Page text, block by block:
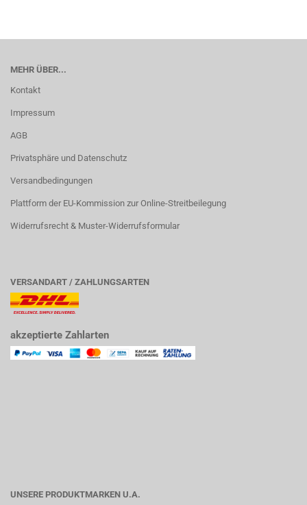
MEHR ÜBER...
Kontakt
Impressum
AGB
Privatsphäre und Datenschutz
Versandbedingungen
Plattform der EU-Kommission zur Online-Streitbeilegung
Widerrufsrecht & Muster-Widerrufsformular
VERSANDART / ZAHLUNGSARTEN
akzeptierte Zahlarten
UNSERE PRODUKTMARKEN U.A.